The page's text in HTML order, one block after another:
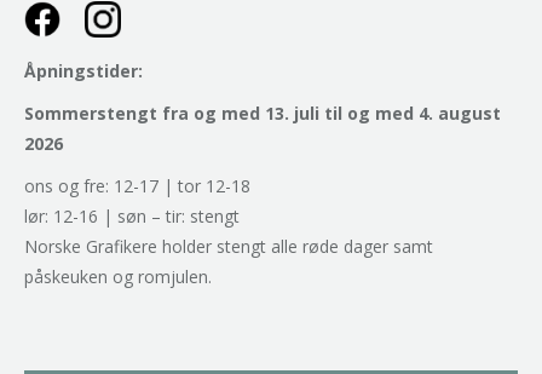
Åpningstider:
Sommerstengt fra og med 13. juli til og med 4. august
2026
ons og fre: 12-17 | tor 12-18
lør: 12-16 | søn – tir: stengt
Norske Grafikere holder stengt alle røde dager samt
påskeuken og romjulen.